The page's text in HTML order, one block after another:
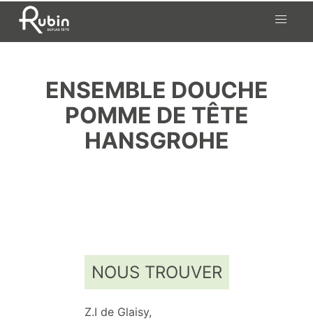
ENSEMBLE DOUCHE
POMME DE TÊTE
HANSGROHE
NOUS TROUVER
Z.I de Glaisy,